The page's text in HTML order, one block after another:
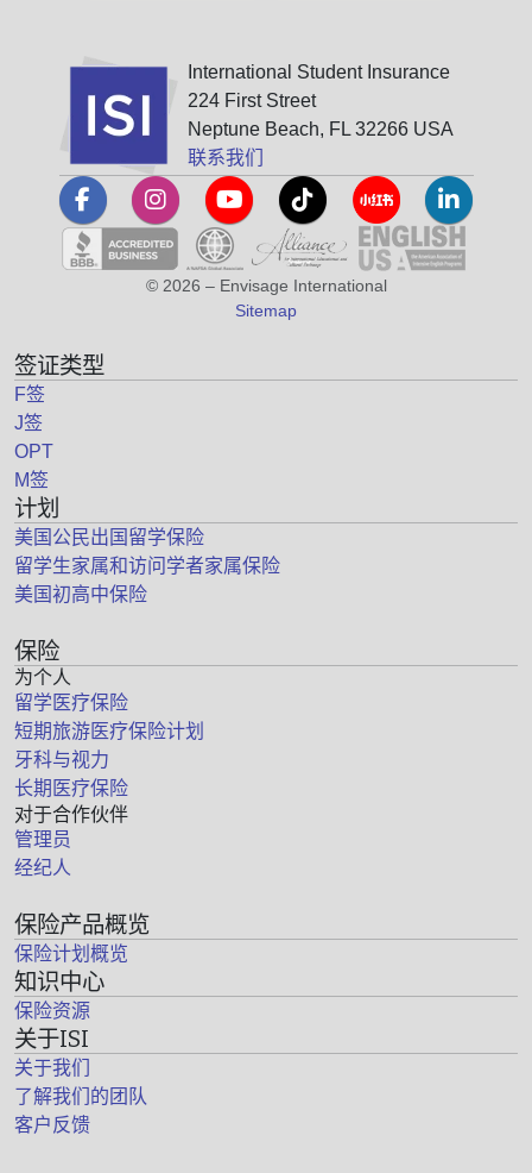
International Student Insurance
224 First Street
Neptune Beach, FL 32266 USA
联系我们
© 2026 – Envisage International
Sitemap
签证类型
F签
J签
OPT
M签
计划
美国公民出国留学保险
留学生家属和访问学者家属保险
美国初高中保险
保险
为个人
留学医疗保险
短期旅游医疗保险计划
牙科与视力
长期医疗保险
对于合作伙伴
管理员
经纪人
保险产品概览
保险计划概览
知识中心
保险资源
关于ISI
关于我们
了解我们的团队
客户反馈